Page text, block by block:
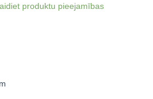
produktu pieejamības